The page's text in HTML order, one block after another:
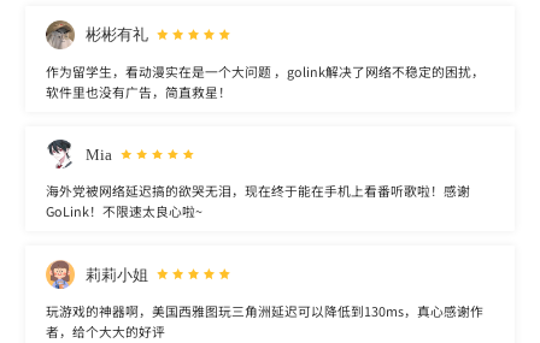
彬彬有礼
作为留学生，看动漫实在是一个大问题 ，golink解决了网络不稳定的困扰，
软件里也没有广告，简直救星！
Mia
海外党被网络延迟搞的欲哭无泪，现在终于能在手机上看番听歌啦！感谢
GoLink！不限速太良心啦~
莉莉小姐
玩游戏的神器啊，美国西雅图玩三角洲延迟可以降低到130ms，真心感谢作
者，给个大大的好评